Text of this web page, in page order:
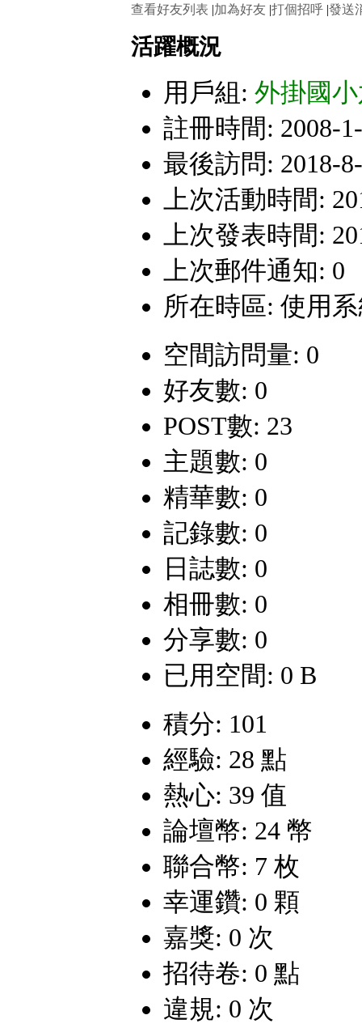
查看好友列表 |加為好友 |打個招呼 |發送
活躍概況
用戶組: 外掛國
註冊時間: 2008-
最後訪問: 2018-
上次活動時間:
上次發表時間:
上次郵件通知: 0
所在時區: 使用
空間訪問量: 0
好友數: 0
POST數: 23
主題數: 0
精華數: 0
記錄數: 0
日誌數: 0
相冊數: 0
分享數: 0
已用空間: 0 B
積分: 101
經驗: 28 點
熱心: 39 值
論壇幣: 24 幣
聯合幣: 7 枚
幸運鑽: 0 顆
嘉獎: 0 次
招待卷: 0 點
違規: 0 次